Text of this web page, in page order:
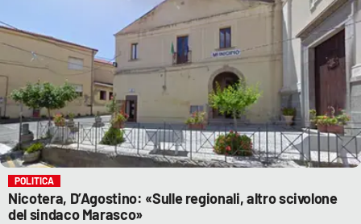
POLITICA
Nicotera, D’Agostino: «Sulle regionali, altro scivolone
del sindaco Marasco»